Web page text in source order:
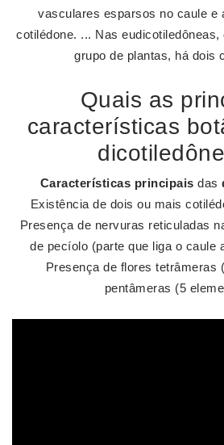
vasculares esparsos no caule e
cotilédone. ... Nas
grupo de plantas, há dois
Quais as
características
Características principais das
Existência de dois ou mais
Presença de nervuras reticuladas
de pecíolo (parte que liga o caule
Presença de flores tetrâmeras
pentâmeras (5